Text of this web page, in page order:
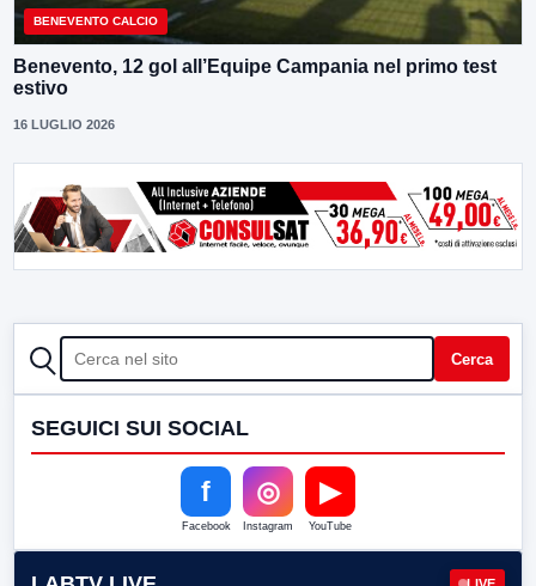
BENEVENTO CALCIO
Benevento, 12 gol all’Equipe Campania nel primo test
estivo
16 LUGLIO 2026
CERCA Cerca
SEGUICI SUI SOCIAL
f
Facebook
◎
Instagram
▶
YouTube